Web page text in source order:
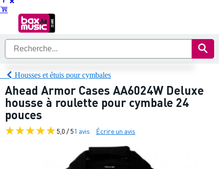
Housses et étuis pour cymbales
Ahead Armor Cases AA6024W Deluxe
housse à roulette pour cymbale 24
pouces
5,0 / 51 avis Écrire un avis